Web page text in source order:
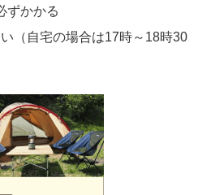
ずかかる
（自宅の場合は17時～18時30